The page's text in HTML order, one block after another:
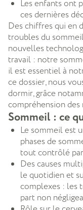
Les enfants ont
ces dernières
Des chiffres qui en
troubles du
nouvelles
travail : notre
il est essentiel à
ce dossier, nous
dormir, grâce
compréhension des
Sommeil : ce
Le sommeil est
phases de
tout contrôlé
Des causes
le quotidien et
complexes : les
part non